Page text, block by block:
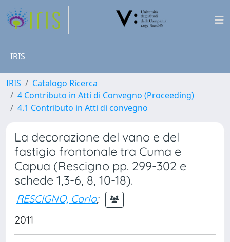
IRIS
IRIS
Catalogo Ricerca
4 Contributo in Atti di Convegno (Proceeding)
4.1 Contributo in Atti di convegno
La decorazione del vano e del
fastigio frontonale tra Cuma e
Capua (Rescigno pp. 299-302 e
schede 1,3-6, 8, 10-18).
RESCIGNO, Carlo;
2011